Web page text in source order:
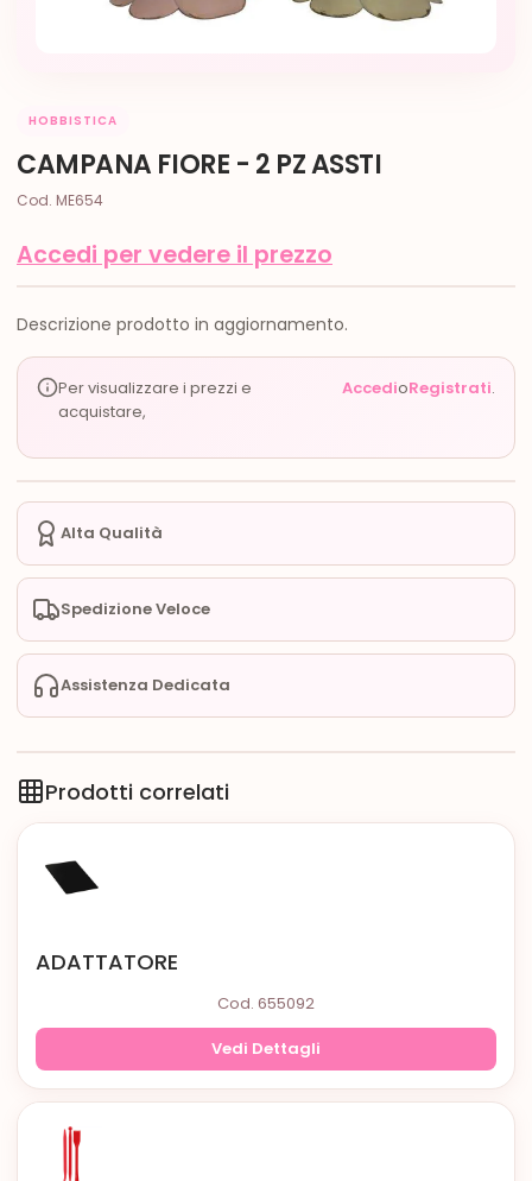
HOBBISTICA
CAMPANA FIORE - 2 PZ ASSTI
Cod. ME654
Accedi per vedere il prezzo
Descrizione prodotto in aggiornamento.
Per visualizzare i prezzi e
acquistare,
AccedioRegistrati.
Alta Qualità
Spedizione Veloce
Assistenza Dedicata
Prodotti correlati
ADATTATORE
Cod. 655092
Vedi Dettagli